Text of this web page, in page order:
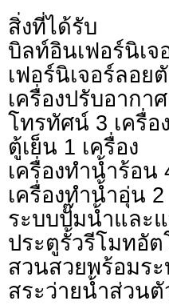
สิ่งที่ได้รับ
บิลท์อินเฟอร์นิเจ
เฟอร์นิเจอร์ลอย
เครื่องปรับอากา
โทรทัศน์ 3 เครื่อง
ตู้เย็น 1 เครื่อง
เครื่องทำน้ำร้อน
เครื่องทำน้ำอุ่น 2
ระบบปั๊มน้ำและ
ประตูรั้วรีโมทอั
สวนสวยพร้อมร
สระว่ายน้ำส่วน